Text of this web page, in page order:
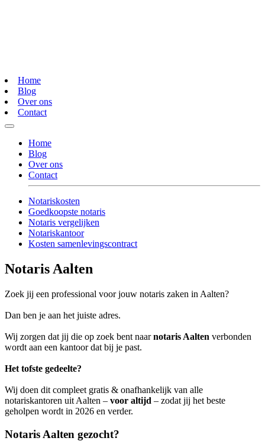
Home
Blog
Over ons
Contact
Home
Blog
Over ons
Contact
Notariskosten
Goedkoopste notaris
Notaris vergelijken
Notariskantoor
Kosten samenlevingscontract
Notaris Aalten
Zoek jij een professional voor jouw notaris zaken in Aalten?
Dan ben je aan het juiste adres.
Wij zorgen dat jij die op zoek bent naarnotaris Aalten verbonden
wordt aan een kantoor dat bij je past.
Het tofste gedeelte?
Wij doen dit compleet gratis & onafhankelijk van alle
notariskantoren uit Aalten – voor altijd – zodat jij het beste
geholpen wordt in 2026 en verder.
Notaris Aalten gezocht?